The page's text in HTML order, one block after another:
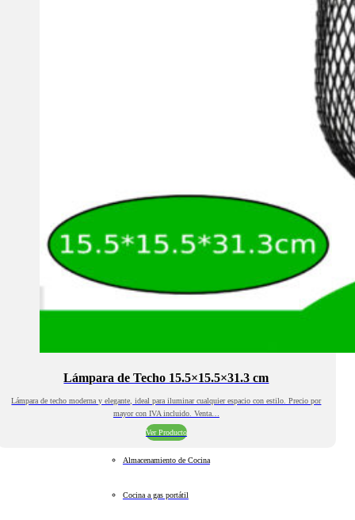
Lámpara de Techo 15.5×15.5×31.3 cm
Lámpara de techo moderna y elegante, ideal para iluminar cualquier espacio con estilo. Precio por
mayor con IVA incluido. Venta…
Ver Producto
Almacenamiento de Cocina
Cocina a gas portátil